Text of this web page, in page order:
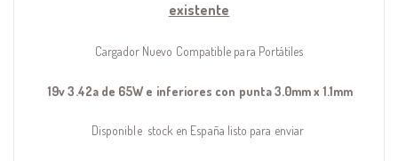
existente
Cargador Nuevo Compatible para Portátiles
19v 3.42a de 65W e inferiores con punta 3.0mm x 1.1mm
Disponible stock en España listo para enviar